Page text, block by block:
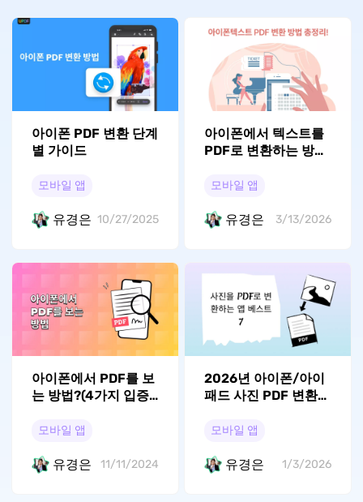
아이폰 PDF 변환 단계
별 가이드
모바일 앱
유경은 10/27/2025
아이폰에서 텍스트를
PDF로 변환하는 방법
모바일 앱
유경은 3/13/2026
아이폰에서 PDF를 보
는 방법?(4가지 입증
모바일 앱
유경은 11/11/2024
2026년 아이폰/아이
패드 사진 PDF 변환
모바일 앱
유경은 1/3/2026